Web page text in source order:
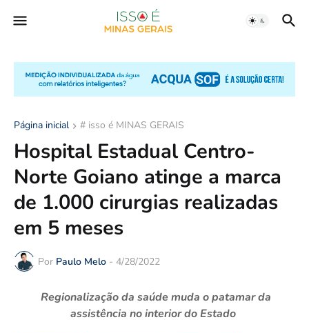
Página inicial # isso é MINAS GERAIS
Hospital Estadual Centro-
Norte Goiano atinge a marca
de 1.000 cirurgias realizadas
em 5 meses
Por Paulo Melo - 4/28/2022
Regionalização da saúde muda o patamar da
assistência no interior do Estado